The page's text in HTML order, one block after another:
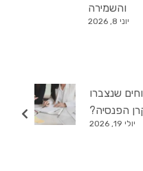
והשמירה
יוני 8, 2026
שנצברו
הפנסיה?
יולי 19, 2026